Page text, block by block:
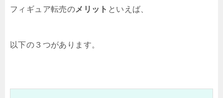
フィギュア転売のメリット といえば、
以下の３つがあります。